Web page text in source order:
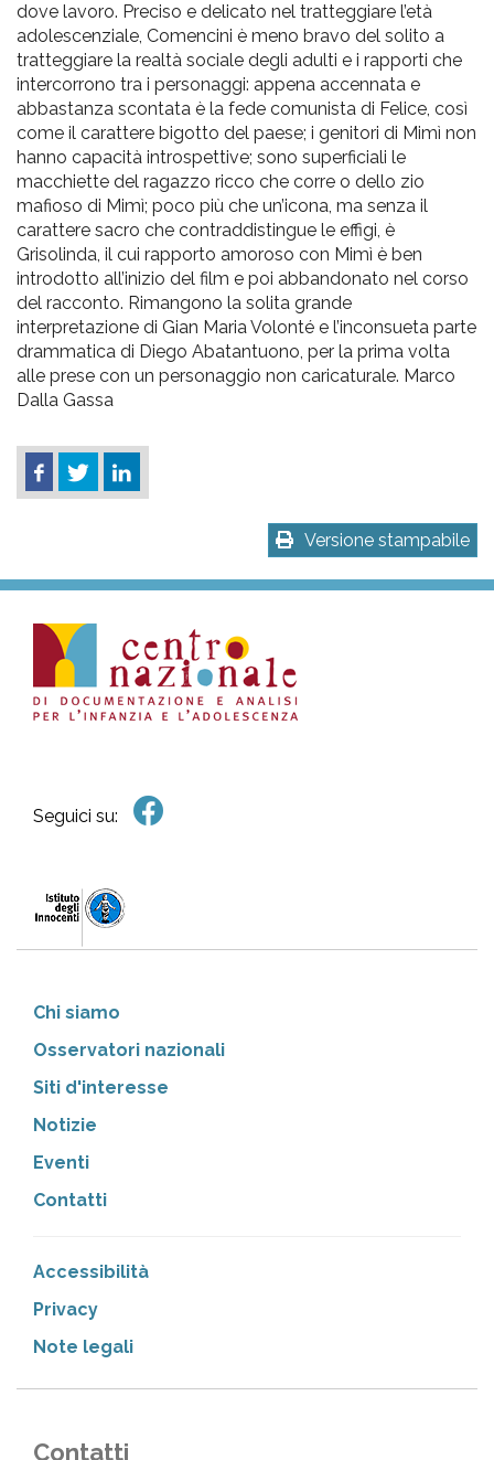
dove lavoro. Preciso e delicato nel tratteggiare l’età
adolescenziale, Comencini è meno bravo del solito a
tratteggiare la realtà sociale degli adulti e i rapporti che
intercorrono tra i personaggi: appena accennata e
abbastanza scontata è la fede comunista di Felice, così
come il carattere bigotto del paese; i genitori di Mimì non
hanno capacità introspettive; sono superficiali le
macchiette del ragazzo ricco che corre o dello zio
mafioso di Mimì; poco più che un’icona, ma senza il
carattere sacro che contraddistingue le effigi, è
Grisolinda, il cui rapporto amoroso con Mimì è ben
introdotto all’inizio del film e poi abbandonato nel corso
del racconto. Rimangono la solita grande
interpretazione di Gian Maria Volonté e l’inconsueta parte
drammatica di Diego Abatantuono, per la prima volta
alle prese con un personaggio non caricaturale. Marco
Dalla Gassa
Versione stampabile
Seguici su:
Chi siamo
Osservatori nazionali
Siti d'interesse
Notizie
Eventi
Contatti
Accessibilità
Privacy
Note legali
Contatti